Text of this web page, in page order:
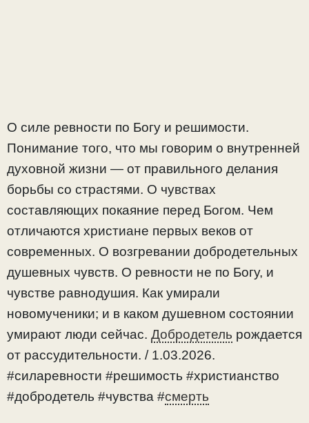
О силе ревности по Богу и решимости.
Понимание того, что мы говорим о внутренней
духовной жизни — от правильного делания
борьбы со страстями. О чувствах
составляющих покаяние перед Богом. Чем
отличаются христиане первых веков от
современных. О возгревании добродетельных
душевных чувств. О ревности не по Богу, и
чувстве равнодушия. Как умирали
новомученики; и в каком душевном состоянии
умирают люди сейчас. Добродетель рождается
от рассудительности. / 1.03.2026.
#силаревности #решимость #христианство
#добродетель #чувства #смерть